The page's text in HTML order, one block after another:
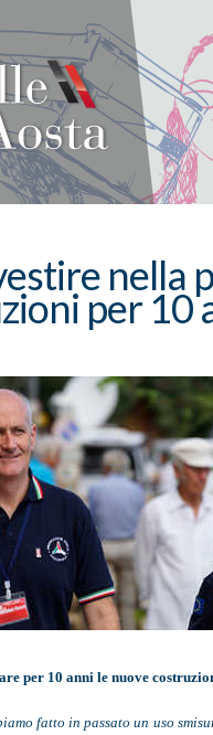
nella
per 10
per 10 anni le nuove
fatto in passato un uso